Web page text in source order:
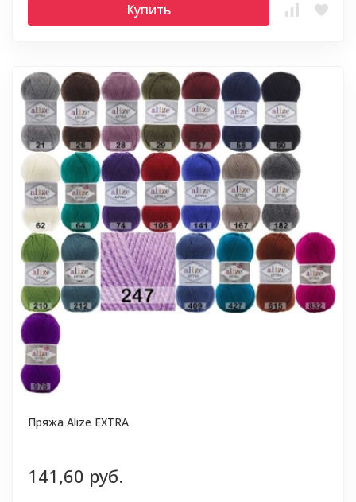
Купить
Пряжа Alize EXTRA
141,60 руб.